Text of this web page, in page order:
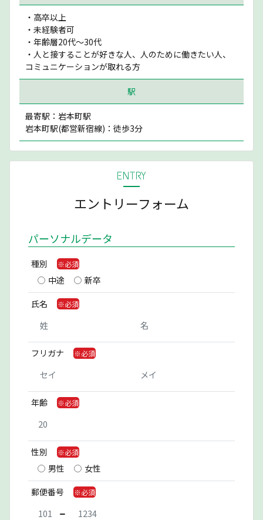
・高卒以上
・未経験者可
・年齢層20代〜30代
・人と接することが好きな人、人のために働きたい人、
コミュニケーションが取れる方
駅
最寄駅：岩本町駅
岩本町駅(都営新宿線)：徒歩3分
ENTRY
エントリーフォーム
パーソナルデータ
種別
中途
新卒
氏名
フリガナ
年齢
性別
男性
女性
郵便番号